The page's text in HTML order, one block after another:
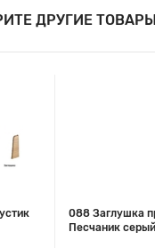
ДРУГИЕ ТОВАРЫ
088 Заглушка
Песчаник серый